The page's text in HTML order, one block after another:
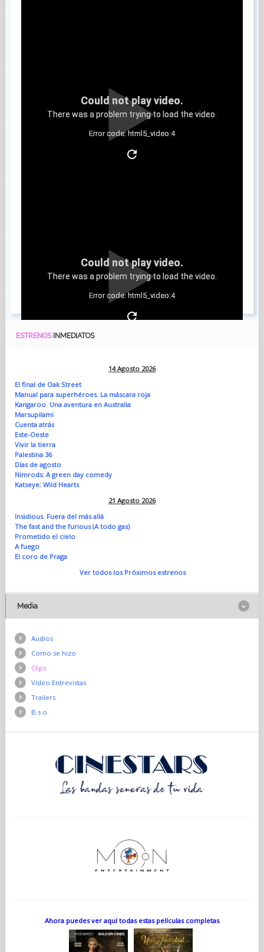
Could not play video.
There was a problem trying to load the video.
Error code: html5_video:4
Could not play video.
There was a problem trying to load the video.
Error code: html5_video:4
ESTRENOS INMEDIATOS
14 Agosto 2026
El final de Oak Street
Manual para superhéroes. La máscara roja
Kangaroo. Una aventura en Australia
Marsupilami
Cuenta atrás
Este-Oeste
Vivir la tierra
Palestina 36
Días de agosto
Nimrods: A green day comedy
Katseye: Wild Hearts
21 Agosto 2026
Insidious. Fuera del más allá
The fast and the furious (A todo gas)
Prometido el cielo
A fuego
El coro de Praga
Ver todos los Próximos estrenos
Media
Audios
Como se hizo
Clips
Vídeo Entrevistas
Trailers
B.s.o.
Ahora puedes ver aquí todas estas películas completas